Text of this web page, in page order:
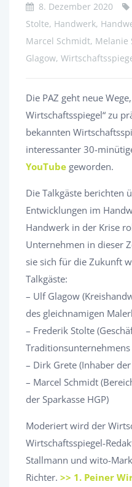
8. Dezember 2020
Stolte, Handwerk,
Marcel Schmidt, Melanie
Glagow,
Die PAZ geht neue
Wirtschaftsspiegel“ zu
bekannten
interessanter 30-
YouTube geworden.
Die Talkgäste berichten
Entwicklungen im
Handwerk in der Krise
Unternehmen in dieser
sie sich für die Zukunft
Talkgäste:
– Ulf Glagow
des gleichnamigen
– Frederik Stolte
Traditionsunternehmens
– Dirk Grete (Inhaber
– Marcel Schmidt
der Sparkasse HGP)
Moderiert wird der
Wirtschaftsspiegel-
Stallmann und wito-
Richter. >> 1. Peiner